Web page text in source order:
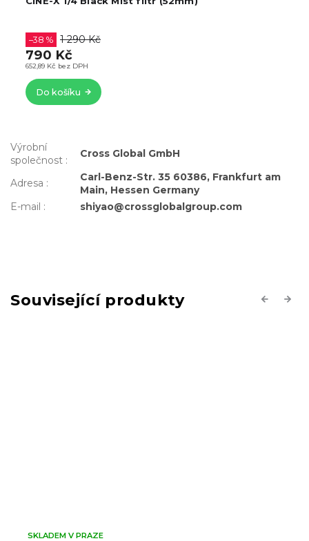
329,75 Kč bez DPH
399 Kč
Výrobní
společnost :
Cross Global GmbH
Adresa :
Carl-Benz-Str. 35 60386, Frankfurt am
Main, Hessen Germany
E-mail : shiyao@crossglobalgroup.com
Související produkty Previous
SKLADEM V PRAZE
Next